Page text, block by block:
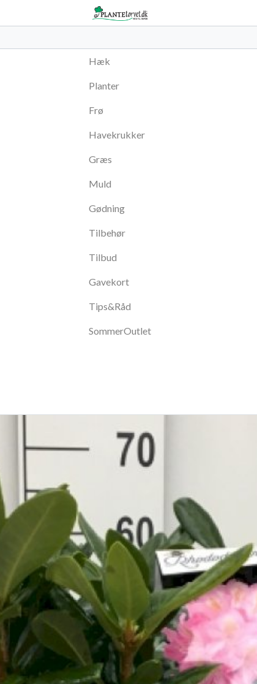
Hæk
Planter
Frø
Havekrukker
Græs
Muld
Gødning
Tilbehør
Tilbud
Gavekort
Tips&Råd
SommerOutlet